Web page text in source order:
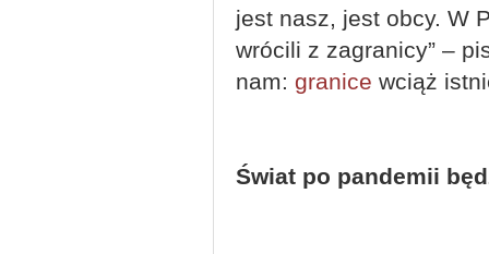
jest nasz, jest obcy. W
wrócili z zagranicy” –
nam: granice wciąż
Świat po pandemii